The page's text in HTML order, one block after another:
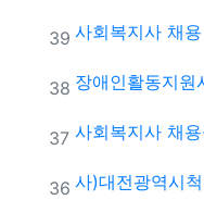
번호
39 사회복지사 채
번호
38 장애인활동지
번호
37 사회복지사 채
번호
36 사)대전광역시